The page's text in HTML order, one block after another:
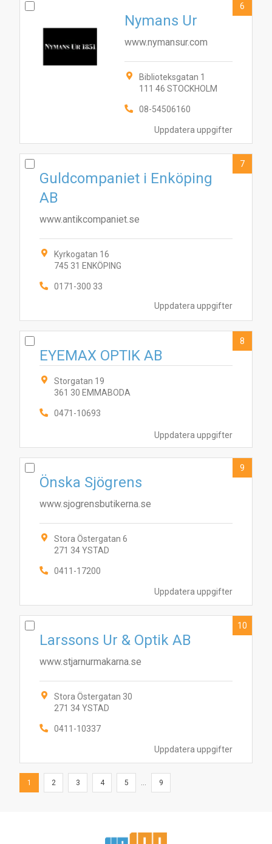
Uppdatera uppgifter
Nymans Ur
www.nymansur.com
Biblioteksgatan 1
111 46 STOCKHOLM
08-54506160
6
Uppdatera uppgifter
Guldcompaniet i Enköping
AB
www.antikcompaniet.se
Kyrkogatan 16
745 31 ENKÖPING
0171-300 33
7
Uppdatera uppgifter
EYEMAX OPTIK AB
Storgatan 19
361 30 EMMABODA
0471-10693
8
Uppdatera uppgifter
Önska Sjögrens
www.sjogrensbutikerna.se
Stora Östergatan 6
271 34 YSTAD
0411-17200
9
Uppdatera uppgifter
Larssons Ur & Optik AB
www.stjarnurmakarna.se
Stora Östergatan 30
271 34 YSTAD
0411-10337
10
1 2 3 4 5 ... 9